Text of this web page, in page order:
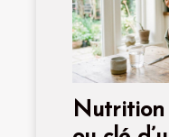
Nutrition